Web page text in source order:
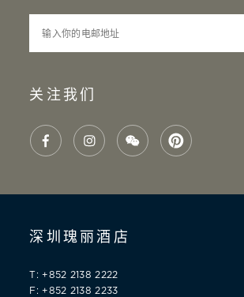
关注我们
深圳瑰丽酒店
T: +852 2138 2222
F: +852 2138 2233